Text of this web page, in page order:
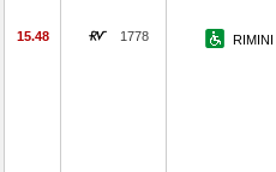
15.48 1778 RIMINI